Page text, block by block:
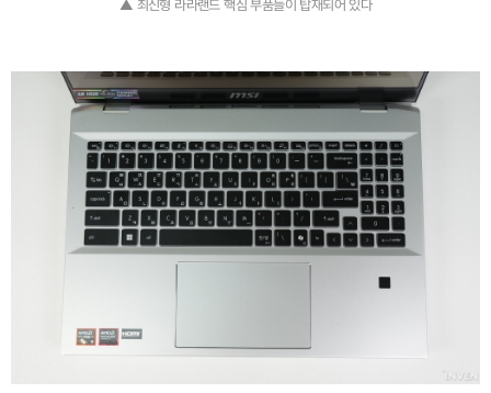
▲ 최신형 라라랜드 핵심 부품들이 탑재되어 있다